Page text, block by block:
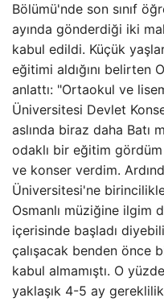
Bölümü'nde son sınıf
ayında gönderdiği iki
kabul edildi. Küçük
eğitimi aldığını belirten
anlattı: "Ortaokul ve
Üniversitesi Devlet
aslında biraz daha Batı
odaklı bir eğitim
ve konser verdim.
Üniversitesi'ne
Osmanlı müziğine ilgim
içerisinde başladı
çalışacak benden önce
kabul almamıştı. O
yaklaşık 4-5 ay